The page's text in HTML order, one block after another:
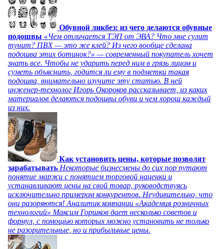
Обувной ликбез: из чего делаются обувные
подошвы «Чем отличается ТЭП от ЭВА? Что мне сулит
тунит? ПВХ — это же клей? Из чего вообще сделана
подошва этих ботинок?» — современный покупатель хочет
знать все. Чтобы не ударить перед ним в грязь лицом и
суметь объяснить, годится ли ему в подметки такая
подошва, внимательно изучите эту статью. В ней
инженер-технолог Игорь Окороков рассказывает, из каких
материалов делаются подошвы обуви и чем хорош каждый
из них.
Как установить цены, которые позволят
зарабатывать Некоторые бизнесмены до сих пор путают
понятие маржи с понятием торговой наценки и
устанавливают цены на свой товар, руководствуясь
исключительно примером конкурентов. Неудивительно, что
они разоряются! Аналитик компании «Академия розничных
технологий» Максим Горшков дает несколько советов и
формул, с помощью которых можно установить не только
не разорительные, но и прибыльные цены.